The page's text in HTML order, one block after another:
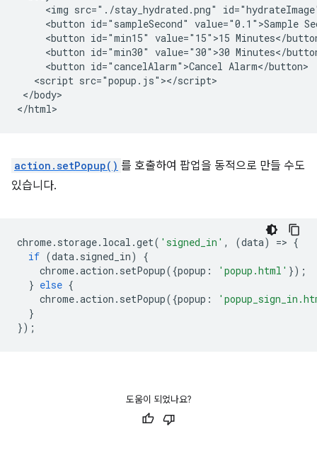
<img src="./stay_hydrated.png"
<button id="sampleSecond" value="0.1">Sample
<button id="min15" value="15">15 Minutes</
<button id="min30" value="30">30 Minutes</
     <button id="cancelAlarm">Cancel Alarm</button>
   <script src="popup.js"></script>
</body>
action.setPopup() 를 호출하여 팝업을 동적으로 만들 수도
있습니다.
chrome. storage. local .get( 'signed_in' , (data) => {
if (data. signed_in)
{
chrome.action . setPopup({popup : 'popup.html' });
} else {
chrome.action . setPopup({popup :
}
});
도움이 되었나요?